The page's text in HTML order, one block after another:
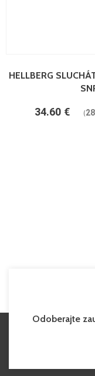
HELLBERG
34.60 € (
Odoberajte